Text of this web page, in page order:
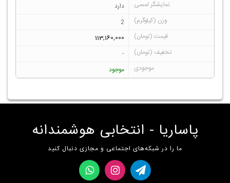
دارد
2
113,160,000
-
موجود
پاساریا - انتخابی هوشمندانه
ما را در شبکه‌های اجتماعی و مجازی دنبال کنید